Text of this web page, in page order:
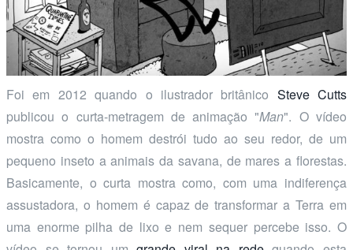
Foi em 2012 quando o ilustrador britânico Steve Cutts
publicou o curta-metragem de animação "Man". O vídeo
mostra como o homem destrói tudo ao seu redor, de um
pequeno inseto a animais da savana, de mares a florestas.
Basicamente, o curta mostra como, com uma indiferença
assustadora, o homem é capaz de transformar a Terra em
uma enorme pilha de lixo e nem sequer percebe isso. O